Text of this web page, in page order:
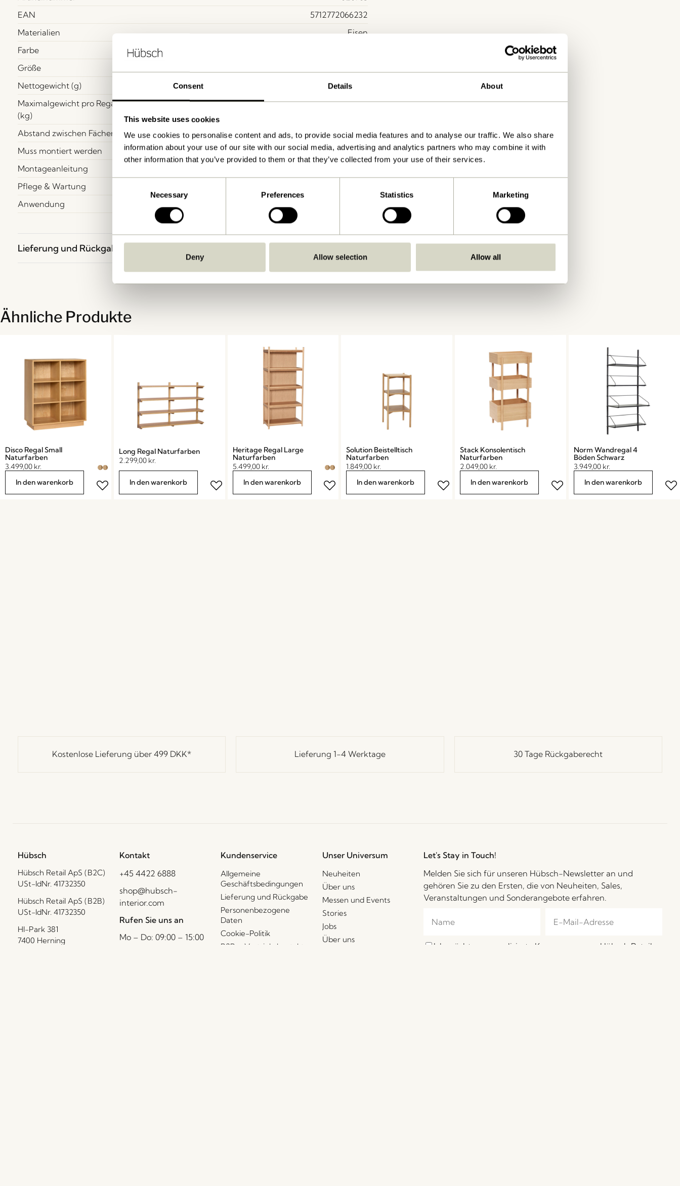
Consent Details About
This website uses cookies
We use cookies to personalise content and ads, to provide social media features and to analyse our traffic. We also share
information about your use of our site with our social media, advertising and analytics partners who may combine it with
other information that you’ve provided to them or that they’ve collected from your use of their services.
Necessary Preferences Statistics Marketing
Deny Allow selection Allow all
EAN
5712772066232
Materialien
Eisen
Farbe
Größe
Nettogewicht (g)
12.000
Maximalgewicht pro Regal
(kg)
20
Abstand zwischen Fächer
63
Muss montiert werden
Ja
Montageanleitung
Pflege & Wartung
Anwendung
Lieferung und Rückgabe
Ähnliche Produkte
Disco Regal Small
Naturfarben
3.499,00 kr.
In den warenkorb
Long Regal Naturfarben
2.299,00 kr.
In den warenkorb
Heritage Regal Large
Naturfarben
5.499,00 kr.
In den warenkorb
Solution Beistelltisch
Naturfarben
1.849,00 kr.
In den warenkorb
Stack Konsolentisch
Naturfarben
2.049,00 kr.
In den warenkorb
Norm Wandregal 4
Böden Schwarz
3.949,00 kr.
In den warenkorb
Kostenlose Lieferung über499 DKK* Lieferung 1-4 Werktage 30 Tage Rückgaberecht
Hübsch
Hübsch Retail ApS (B2C)
USt-IdNr. 41732350
Hübsch Retail ApS (B2B)
USt-IdNr. 41732350
HI-Park 381
7400 Herning
Kontakt
+45 4422 6888
shop@hubsch-
interior.com
Rufen Sie uns an
Mo – Do: 09:00 – 15:00
Kundenservice
Allgemeine
Geschäftsbedingungen
Lieferung und Rückgabe
Personenbezogene
Daten
Cookie-Politik
B2B – Vertriebskontakte
Unser Universum
Neuheiten
Über uns
Messen und Events
Stories
Jobs
Über uns
Let's Stay in Touch!
Melden Sie sich für unseren Hübsch-Newsletter an und
gehören Sie zu den Ersten, die von Neuheiten, Sales,
Veranstaltungen und Sonderangebote erfahren.
Ich möchte personalisierte Kampagnen von Hübsch Retail